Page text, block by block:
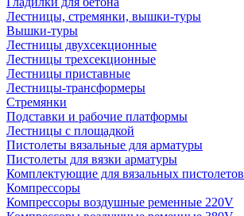
Лестницы, стремянки, вышки-туры
Вышки-туры
Лестницы двухсекционные
Лестницы трехсекционные
Лестницы приставные
Лестницы-трансформеры
Стремянки
Подставки и рабочие платформы
Лестницы с площадкой
Пистолеты вязальные для арматуры
Пистолеты для вязки арматуры
Комплектующие для вязальных пистолетов
Компрессоры
Компрессоры воздушные ременные 220V